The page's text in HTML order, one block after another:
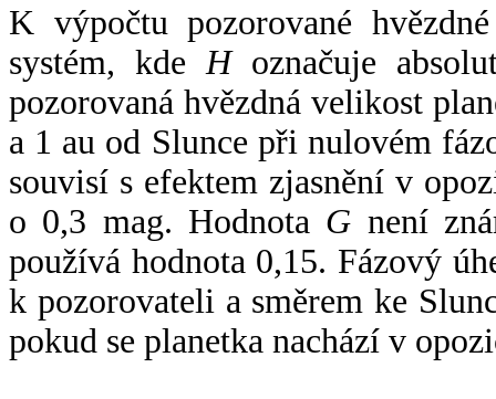
K výpočtu pozorované
systém, kde Hoznačuje
pozorovaná hvězdná velikost
a 1 au od Slunce při nulovém
souvisí s efektem zjasnění v
o 0,3 mag. Hodnota G není
používá hodnota 0,15. Fázový
k pozorovateli a směrem ke
pokud se planetka nachází v